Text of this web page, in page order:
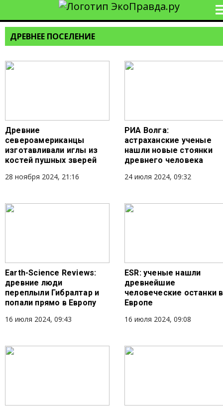
ДРЕВНЕЕ ПОСЕЛЕНИЕ
Древние
североамериканцы
изготавливали иглы из
костей пушных зверей
28 ноября 2024, 21:16
РИА Волга:
астраханские ученые
нашли новые стоянки
древнего человека
24 июля 2024, 09:32
Earth-Science Reviews:
древние люди
переплыли Гибралтар и
попали прямо в Европу
16 июля 2024, 09:43
ESR: ученые нашли
древнейшие
человеческие останки в
Европе
16 июля 2024, 09:08